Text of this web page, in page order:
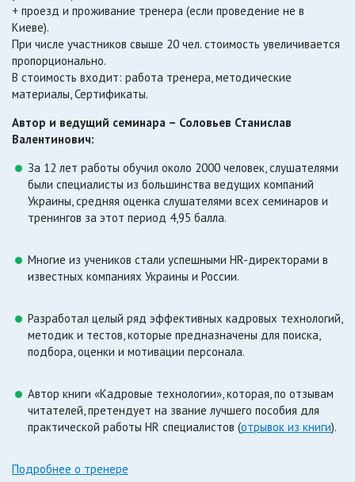
+ проезд и проживание тренера (если проведение не в
Киеве).
При числе участников свыше 20 чел. стоимость увеличивается
пропорционально.
В стоимость входит: работа тренера, методические
материалы, Сертификаты.
Автор и ведущий семинара – Соловьев Станислав
Валентинович:
За 12 лет работы обучил около 2000 человек, слушателями
были специалисты из большинства ведущих компаний
Украины, средняя оценка слушателями всех семинаров и
тренингов за этот период 4,95 балла.
Многие из учеников стали успешными HR-директорами в
известных компаниях Украины и России.
Разработал целый ряд эффективных кадровых технологий,
методик и тестов, которые предназначены для поиска,
подбора, оценки и мотивации персонала.
Автор книги «Кадровые технологии», которая, по отзывам
читателей, претендует на звание лучшего пособия для
практической работы HR специалистов (отрывок из книги).
Подробнее о тренере